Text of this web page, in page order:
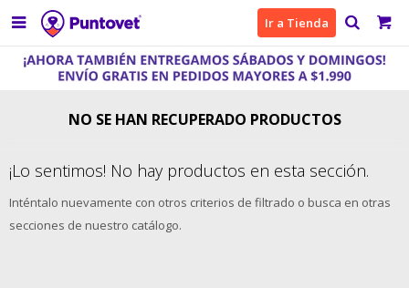
 Ir a Tienda
NO SE HAN RECUPERADO PRODUCTOS
¡Lo sentimos! No hay productos en esta sección.
Inténtalo nuevamente con otros criterios de filtrado o busca en otras
secciones de nuestro catálogo.